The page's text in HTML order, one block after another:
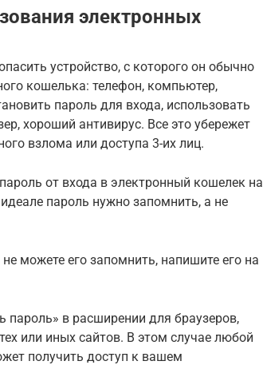
электронных
устройство, с которого он обычно
кошелька: телефон, компьютер,
пароль для входа, использовать
хороший антивирус. Все это убережет
взлома или доступа 3-их лиц.
от входа в электронный кошелек на
пароль нужно запомнить, а не
можете его запомнить, напишите его на
пароль» в расширении для браузеров,
или иных сайтов. В этом случае любой
получить доступ к вашем